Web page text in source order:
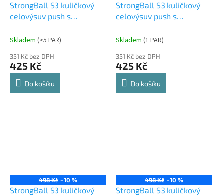
StrongBall S3 kuličkový
celovýsuv push s
Skladem (>5 PAR)
351 Kč bez DPH
425 Kč
Do košíku
StrongBall S3 kuličkový
celovýsuv push s
černá
Skladem (1 PAR)
351 Kč bez DPH
425 Kč
Do košíku
498 Kč –10 %
StrongBall S3 kuličkový
498 Kč –10 %
StrongBall S3 kuličkový